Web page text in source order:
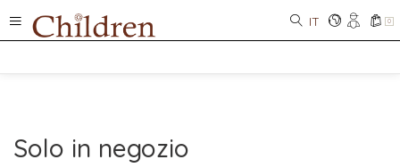
IT 0
Solo in negozio